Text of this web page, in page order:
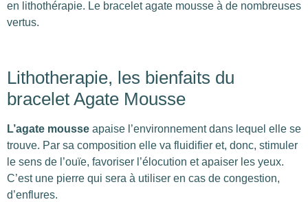
en lithothérapie. Le bracelet agate mousse à de nombreuses
vertus.
Lithotherapie, les bienfaits du
bracelet Agate Mousse
L’agate mousse apaise l’environnement dans lequel elle se
trouve. Par sa composition elle va fluidifier et, donc, stimuler
le sens de l’ouïe, favoriser l’élocution et apaiser les yeux.
C’est une pierre qui sera à utiliser en cas de congestion,
d’enflures.